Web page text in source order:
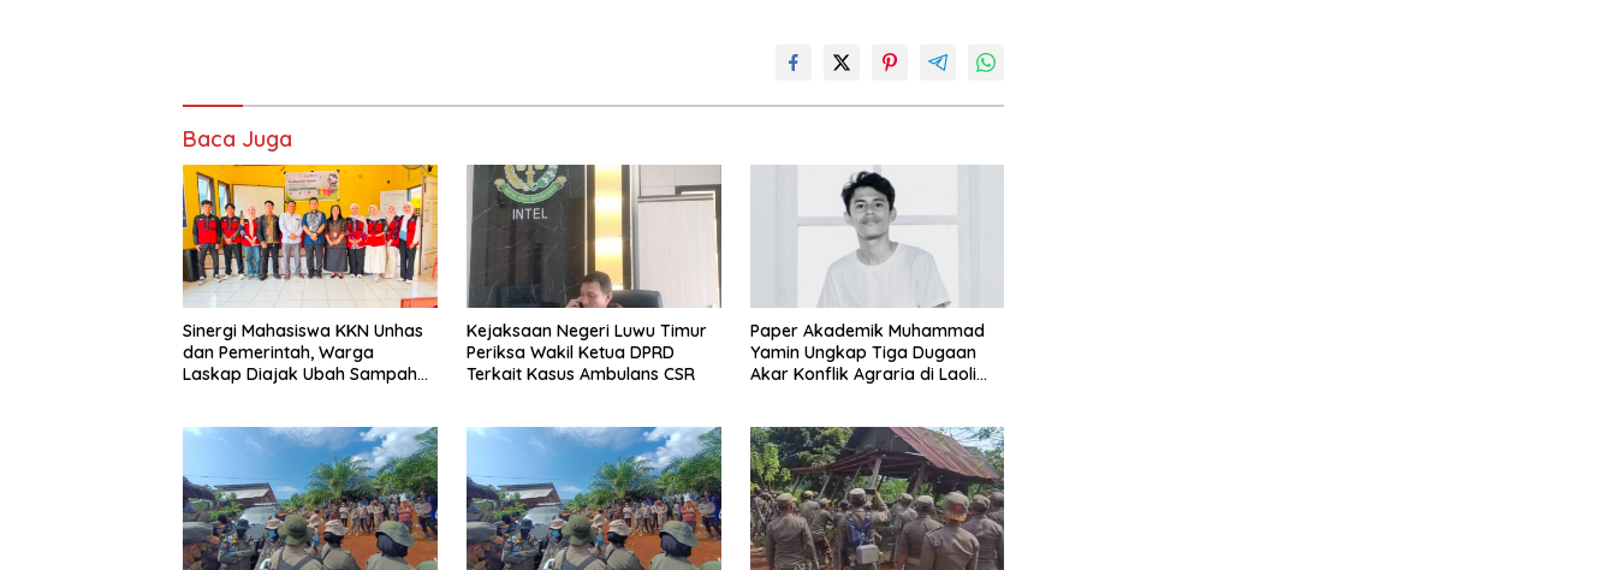
Baca Juga
Sinergi Mahasiswa KKN Unhas
dan Pemerintah, Warga
Laskap Diajak Ubah Sampah
Kejaksaan Negeri Luwu Timur
Periksa Wakil Ketua DPRD
Terkait Kasus Ambulans CSR
Paper Akademik Muhammad
Yamin Ungkap Tiga Dugaan
Akar Konflik Agraria di Laoli